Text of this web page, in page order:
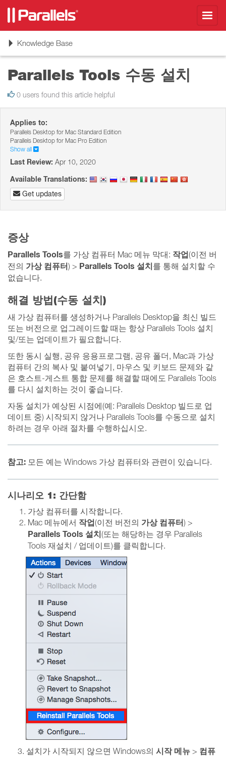
ToggleKnowledge Base
Parallels Tools 수동 설치
0 users found this article helpful
Applies to:
Parallels Desktop for Mac Standard Edition
Parallels Desktop for Mac Pro Edition
Show all
Last Review: Apr 10, 2020
Available Translations:
Get updates
증상
Parallels Tools를 가상 컴퓨터 Mac 메뉴 막대: 작업(이전 버
전의 가상 컴퓨터) > Parallels Tools 설치를 통해 설치할 수
없습니다.
해결 방법(수동 설치)
새 가상 컴퓨터를 생성하거나 Parallels Desktop을 최신 빌드
또는 버전으로 업그레이드할 때는 항상 Parallels Tools 설치
및/또는 업데이트가 필요합니다.
또한 동시 실행, 공유 응용프로그램, 공유 폴더, Mac과 가상
컴퓨터 간의 복사 및 붙여넣기, 마우스 및 키보드 문제와 같
은 호스트-게스트 통합 문제를 해결할 때에도 Parallels Tools
를 다시 설치하는 것이 좋습니다.
자동 설치가 예상된 시점에(예: Parallels Desktop 빌드로 업
데이트 중) 시작되지 않거나 Parallels Tools를 수동으로 설치
하려는 경우 아래 절차를 수행하십시오.
참고: 모든 예는 Windows 가상 컴퓨터와 관련이 있습니다.
시나리오 1: 간단함
가상 컴퓨터를 시작합니다.
Mac 메뉴에서 작업(이전 버전의 가상 컴퓨터) >
Parallels Tools 설치(또는 해당하는 경우 Parallels
Tools 재설치 / 업데이트)를 클릭합니다.
3. 설치가 시작되지 않으면 Windows의 시작 메뉴 > 컴퓨